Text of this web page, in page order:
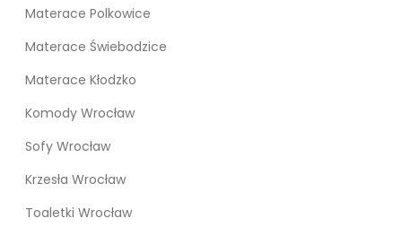
Materace Polkowice
Materace Świebodzice
Materace Kłodzko
Komody Wrocław
Sofy Wrocław
Krzesła Wrocław
Toaletki Wrocław